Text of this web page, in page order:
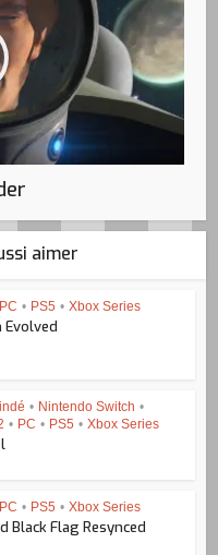
aimer
PC • PS5 • Xbox Series
Evolved
indé • Nintendo Switch •
• PC • PS5 • Xbox Series
PC • PS5 • Xbox Series
Black Flag Resynced